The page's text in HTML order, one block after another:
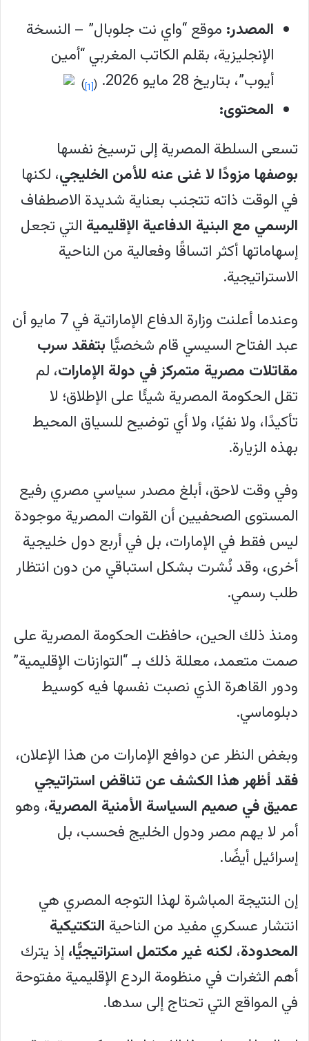
مايو 2026، أعلنت وزارة الدفاع الإماراتية عن
تفقد السيسي لسرب مقاتلات مصرية
متمركز في الإمارات، بينما التزمت الحكومة
المصرية الصمت، ثم أبلغ مصدر مصري رفيع
المستوى الصحفيين بوجود قوات مصرية
في أربع دول خليجية أخرى، نُشرت بشكل
استباقي. يرى الكاتب أن هذا الموقف يعكس
تناقضًا استراتيجيًا عميقًا، ينتج عنه انتشار
عسكري مفيد تكتيكيًا لكنه غير مكتمل
استراتيجيًا، ويترك ثغرات في منظومة الردع
الإقليمية.
تأتي هذه التحركات المصرية في ظل تراجع
المظلة الأمنية الأمريكية وتزايد هجمات
الطائرات المسيرة والصواريخ الباليستية
الإيرانية على البنى التحتية الخليجية. تحتاج
دول الخليج إلى أنظمة صواريخ أرض-جو
وأصول جوية قادرة على اعتراض المنصات
غير المأهولة، ومصر تستطيع توفير الاثنين.
يرى الكاتب أن مصر أصبحت جزءًا من البنية
الأولية لشبكة دفاع جوي إقليمية تقودها
الولايات المتحدة، مستندًا إلى اجتماع شرم
الشيخ الأمني عام 2022 الذي ضم
مسؤولين عسكريين من دول عربية ومصر
وإسرائيل، وتوقيع القاهرة مذكرة التوافقية
الأمنية والاتصالات (CISMOA) مع واشنطن
عام 2018، وانتقال إسرائيل إلى نطاق عمل
أوجدت هذه التطورات بيئة عملياتية
مشتركة تضم مصر وإسرائيل بصورة غير
مباشرة، لكن القاهرة ترفض الاندماج الكامل
في هذه المنظومة بسبب الحساسيات
السياسية المرتبطة بالتعاون العملياتي
المعلن مع إسرائيل، وما قد يترتب عليه من
تداعيات داخلية وإقليمية، فضلًا عن الحرص
على تجنب ردود فعل إيرانية سلبية. هذا
الموقف يجعل الدور المصري مقتصرًا على
توفير دعم دفاعي محدود لدول الخليج، دون
المصدر: موقع “واي نت جلوبال” – النسخة
الإنجليزية، بقلم الكاتب المغربي “أمين
أيوب”، بتاريخ 28 مايو 2026.
(
[1]
)
المحتوى:
تسعى السلطة المصرية إلى ترسيخ نفسها
بوصفها مزودًا لا غنى عنه للأمن الخليجي، لكنها
في الوقت ذاته تتجنب بعناية شديدة الاصطفاف
الرسمي مع البنية الدفاعية الإقليمية التي تجعل
إسهاماتها أكثر اتساقًا وفعالية من الناحية
الاستراتيجية.
وعندما أعلنت وزارة الدفاع الإماراتية في 7 مايو أن
عبد الفتاح السيسي قام شخصيًّا بتفقد سرب
مقاتلات مصرية متمركز في دولة الإمارات، لم
تقل الحكومة المصرية شيئًا على الإطلاق؛ لا
تأكيدًا، ولا نفيًا، ولا أي توضيح للسياق المحيط
بهذه الزيارة.
وفي وقت لاحق، أبلغ مصدر سياسي مصري رفيع
المستوى الصحفيين أن القوات المصرية موجودة
ليس فقط في الإمارات، بل في أربع دول خليجية
أخرى، وقد نُشرت بشكل استباقي من دون انتظار
طلب رسمي.
ومنذ ذلك الحين، حافظت الحكومة المصرية على
صمت متعمد، معللة ذلك بـ “التوازنات الإقليمية”
ودور القاهرة الذي نصبت نفسها فيه كوسيط
دبلوماسي.
وبغض النظر عن دوافع الإمارات من هذا الإعلان،
فقد أظهر هذا الكشف عن تناقض استراتيجي
عميق في صميم السياسة الأمنية المصرية، وهو
أمر لا يهم مصر ودول الخليج فحسب، بل
إسرائيل أيضًا.
إن النتيجة المباشرة لهذا التوجه المصري هي
انتشار عسكري مفيد من الناحية التكتيكية
المحدودة، لكنه غير مكتمل استراتيجيًّا، إذ يترك
أهم الثغرات في منظومة الردع الإقليمية مفتوحة
في المواقع التي تحتاج إلى سدها.